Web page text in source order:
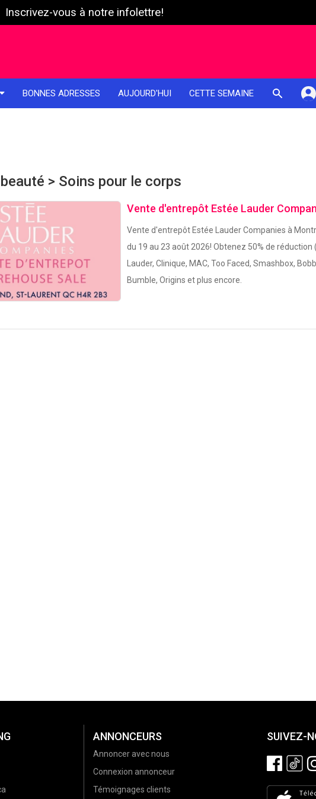
Inscrivez-vous à notre infolettre!
BONNES ADRESSES AUJOURD'HUI CETTE SEMAINE
> Soins pour le corps
Vente d'entrepôt Estée Lauder
Vente d'entrepôt Estée Lauder Companies à
du 19 au 23 août 2026! Obtenez 50% de réduction
Lauder, Clinique, MAC, Too Faced, Smashbox,
Bumble, Origins et plus encore.
ANNONCEURS
Annoncer avec nous
Connexion annonceur
Témoignages clients
SUIVEZ-